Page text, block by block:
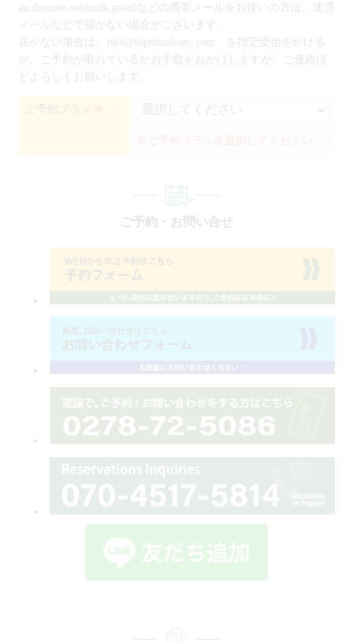
au.docomo.softbank.gmailなどの携帯メールをお使いの方は、迷惑
メールなどで届かない場合がございます。
届かない場合は、info@topminakami.com を指定受信をかける
か、ご予約が取れているかお手数をおかけしますが、ご連絡ほ
どよろしくお願いします。
ご予約プラン
※ご予約プランを選択してください。
ご予約・お問い合せ